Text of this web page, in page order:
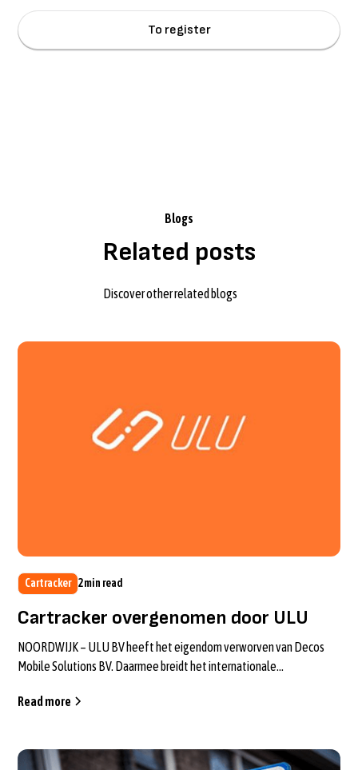
Blogs
Related posts
Discover other related blogs
Cartracker 2min read
Cartracker overgenomen door ULU
NOORDWIJK – ULU BV heeft het eigendom verworven van Decos
Mobile Solutions BV. Daarmee breidt het internationale
Read more